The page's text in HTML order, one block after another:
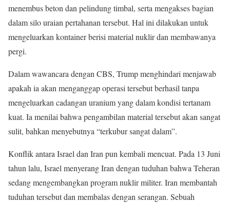
menembus beton dan pelindung timbal, serta mengakses bagian
dalam silo uraian pertahanan tersebut. Hal ini dilakukan untuk
mengeluarkan kontainer berisi material nuklir dan membawanya
pergi.
Dalam wawancara dengan CBS, Trump menghindari menjawab
apakah ia akan menganggap operasi tersebut berhasil tanpa
mengeluarkan cadangan uranium yang dalam kondisi tertanam
kuat. Ia menilai bahwa pengambilan material tersebut akan sangat
sulit, bahkan menyebutnya “terkubur sangat dalam”.
Konflik antara Israel dan Iran pun kembali mencuat. Pada 13 Juni
tahun lalu, Israel menyerang Iran dengan tuduhan bahwa Teheran
sedang mengembangkan program nuklir militer. Iran membantah
tuduhan tersebut dan membalas dengan serangan. Sebuah